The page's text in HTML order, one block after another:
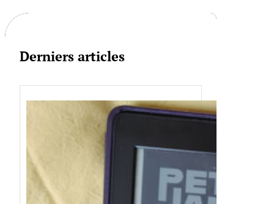
h
Derniers articles